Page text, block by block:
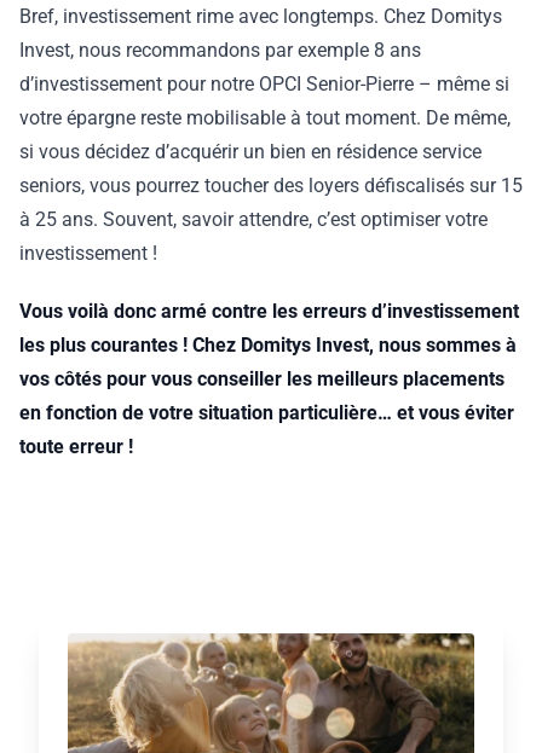
Bref, investissement rime avec longtemps. Chez Domitys
Invest, nous recommandons par exemple 8 ans
d’investissement pour notre OPCI Senior-Pierre – même si
votre épargne reste mobilisable à tout moment. De même,
si vous décidez d’acquérir un bien en résidence service
seniors, vous pourrez toucher des loyers défiscalisés sur 15
à 25 ans. Souvent, savoir attendre, c’est optimiser votre
investissement !
Vous voilà donc armé contre les erreurs d’investissement
les plus courantes ! Chez Domitys Invest, nous sommes à
vos côtés pour vous conseiller les meilleurs placements
en fonction de votre situation particulière… et vous éviter
toute erreur !